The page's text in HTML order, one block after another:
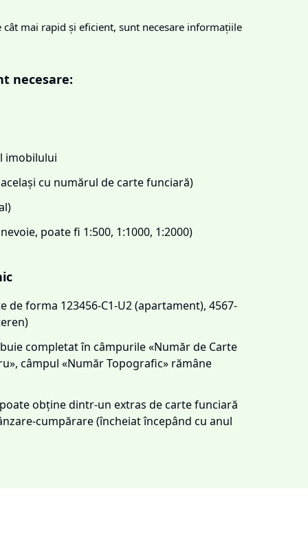
cât mai rapid și eficient, sunt necesare informațiile
necesare:
imobilului
cu numărul de carte funciară)
poate fi 1:500, 1:1000, 1:2000)
forma 123456-C1-U2 (apartament), 4567-
completat în câmpurile «Număr de Carte
câmpul «Număr Topografic» rămâne
obține dintr-un extras de carte funciară
cumpărare (încheiat începând cu anul